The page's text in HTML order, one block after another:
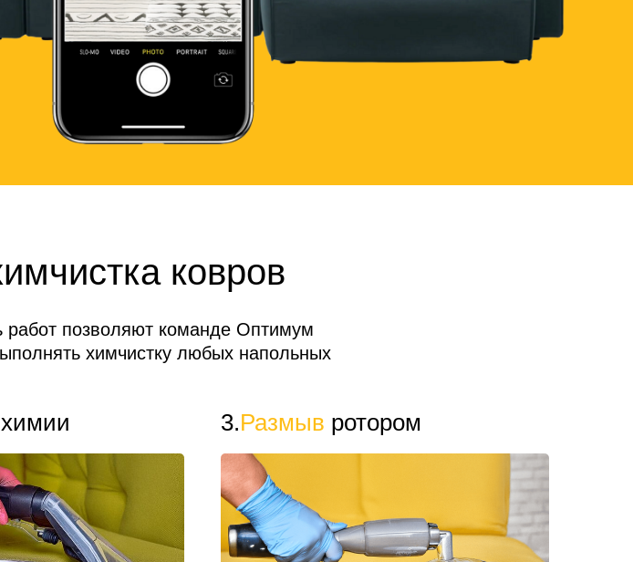
ковров
работ позволяют команде Оптимум
химчистку любых напольных
химии 3.Размыв ротором